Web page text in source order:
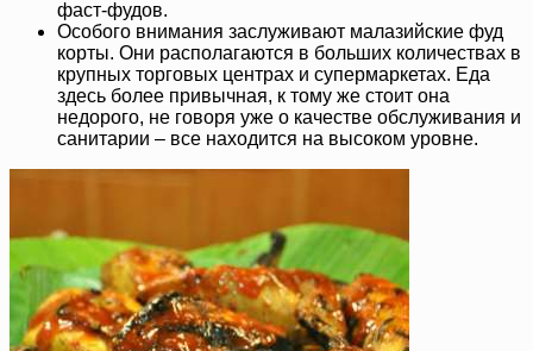
фаст-фудов.
Особого внимания заслуживают малазийские фуд
корты. Они располагаются в больших количествах в
крупных торговых центрах и супермаркетах. Еда
здесь более привычная, к тому же стоит она
недорого, не говоря уже о качестве обслуживания и
санитарии – все находится на высоком уровне.